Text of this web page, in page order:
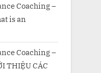
Coaching –
is an
Coaching –
THIỆU CÁC